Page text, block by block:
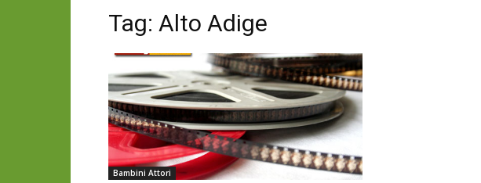
Tag: Alto Adige
Bambini Attori